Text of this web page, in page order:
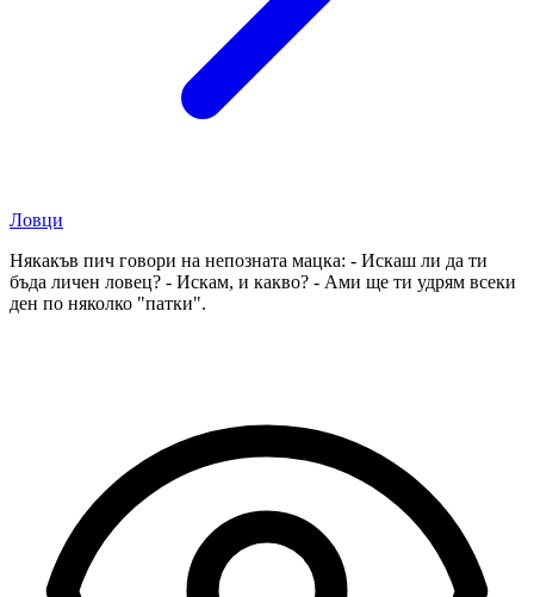
Ловци
Някакъв пич говори на непозната мацка: - Искаш ли да ти
бъда личен ловец? - Искам, и какво? - Ами ще ти удрям всеки
ден по няколко "патки".